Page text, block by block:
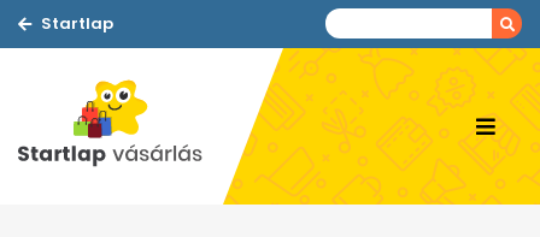
Startlap